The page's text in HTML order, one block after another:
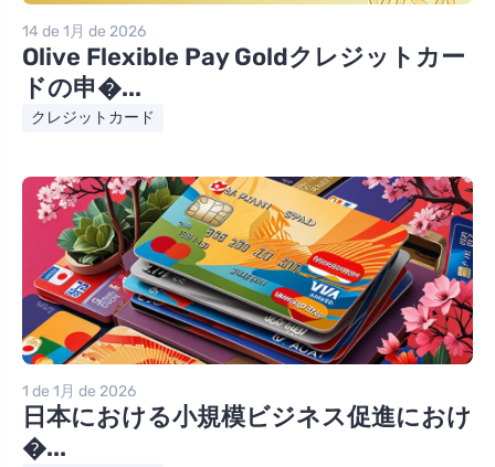
14 de 1月 de 2026
Olive Flexible Pay Goldクレジットカー
ドの申�...
クレジットカード
1 de 1月 de 2026
日本における小規模ビジネス促進におけ
�...